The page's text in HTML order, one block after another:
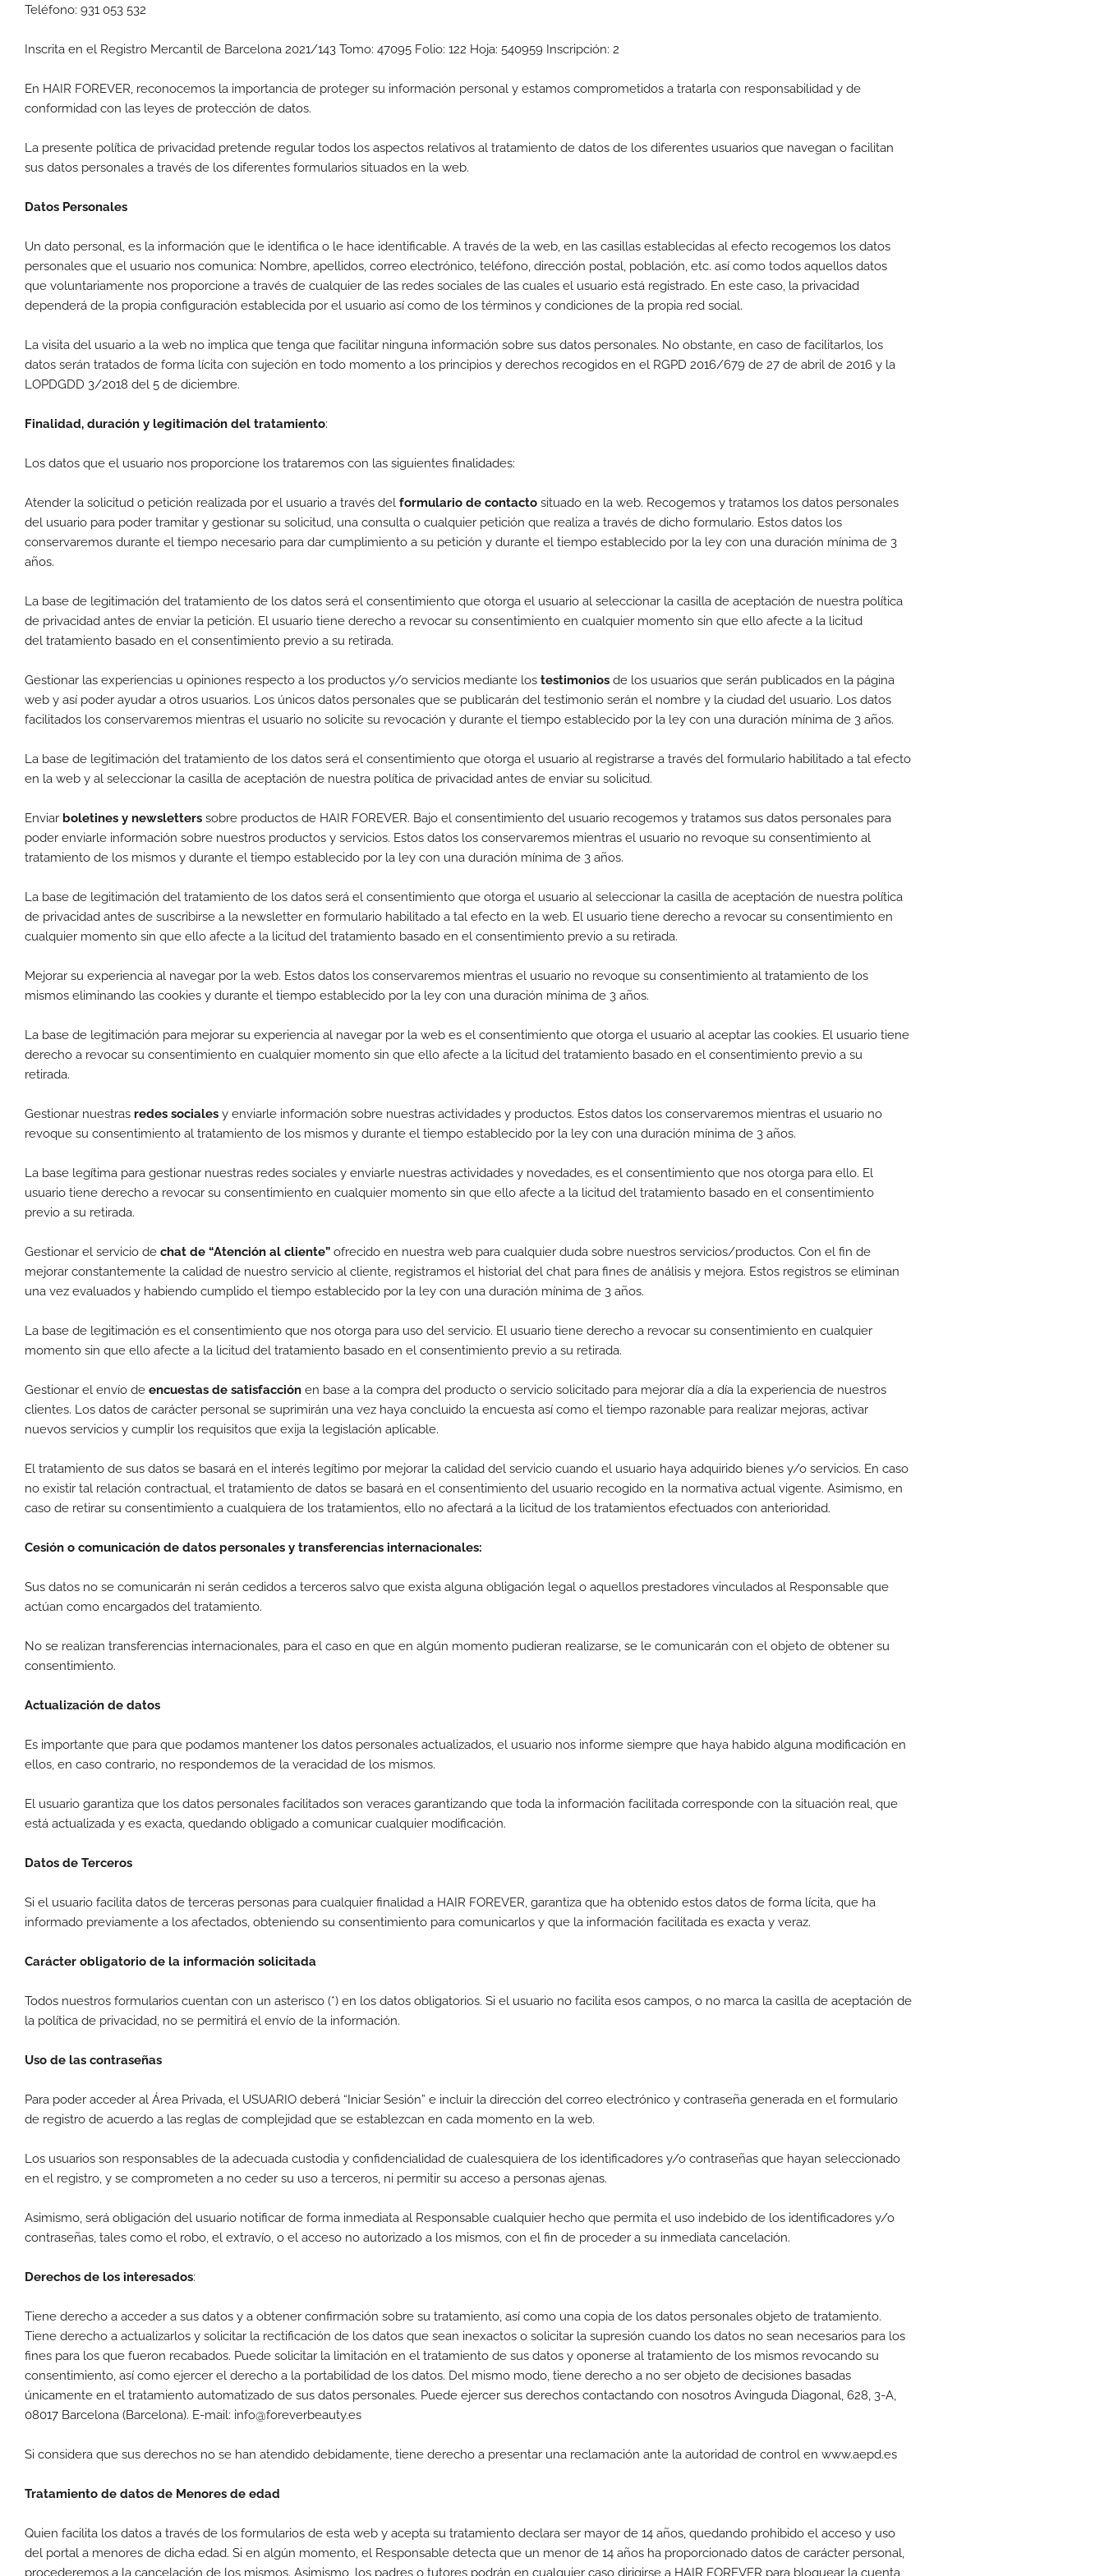
Teléfono: 931 053 532
Inscrita en el Registro Mercantil de Barcelona 2021/143 Tomo: 47095 Folio: 122 Hoja: 540959 Inscripción: 2
En HAIR FOREVER, reconocemos la importancia de proteger su información personal y estamos comprometidos a tratarla con responsabilidad y de
conformidad con las leyes de protección de datos.
La presente política de privacidad pretende regular todos los aspectos relativos al tratamiento de datos de los diferentes usuarios que navegan o facilitan
sus datos personales a través de los diferentes formularios situados en la web.
Datos Personales
Un dato personal, es la información que le identifica o le hace identificable. A través de la web, en las casillas establecidas al efecto recogemos los datos
personales que el usuario nos comunica: Nombre, apellidos, correo electrónico, teléfono, dirección postal, población, etc. así como todos aquellos datos
que voluntariamente nos proporcione a través de cualquier de las redes sociales de las cuales el usuario está registrado. En este caso, la privacidad
dependerá de la propia configuración establecida por el usuario así como de los términos y condiciones de la propia red social.
La visita del usuario a la web no implica que tenga que facilitar ninguna información sobre sus datos personales. No obstante, en caso de facilitarlos, los
datos serán tratados de forma lícita con sujeción en todo momento a los principios y derechos recogidos en el RGPD 2016/679 de 27 de abril de 2016 y la
LOPDGDD 3/2018 del 5 de diciembre.
Finalidad, duración y legitimación del tratamiento:
Los datos que el usuario nos proporcione los trataremos con las siguientes finalidades:
Atender la solicitud o petición realizada por el usuario a través del formulario de contacto situado en la web. Recogemos y tratamos los datos personales
del usuario para poder tramitar y gestionar su solicitud, una consulta o cualquier petición que realiza a través de dicho formulario. Estos datos los
conservaremos durante el tiempo necesario para dar cumplimiento a su petición y durante el tiempo establecido por la ley con una duración mínima de 3
años.
La base de legitimación del tratamiento de los datos será el consentimiento que otorga el usuario al seleccionar la casilla de aceptación de nuestra política
de privacidad antes de enviar la petición. El usuario tiene derecho a revocar su consentimiento en cualquier momento sin que ello afecte a la licitud
del tratamiento basado en el consentimiento previo a su retirada.
Gestionar las experiencias u opiniones respecto a los productos y/o servicios mediante los testimonios de los usuarios que serán publicados en la página
web y así poder ayudar a otros usuarios. Los únicos datos personales que se publicarán del testimonio serán el nombre y la ciudad del usuario. Los datos
facilitados los conservaremos mientras el usuario no solicite su revocación y durante el tiempo establecido por la ley con una duración mínima de 3 años.
La base de legitimación del tratamiento de los datos será el consentimiento que otorga el usuario al registrarse a través del formulario habilitado a tal efecto
en la web y al seleccionar la casilla de aceptación de nuestra política de privacidad antes de enviar su solicitud.
Enviar boletines y newsletters sobre productos de HAIR FOREVER. Bajo el consentimiento del usuario recogemos y tratamos sus datos personales para
poder enviarle información sobre nuestros productos y servicios. Estos datos los conservaremos mientras el usuario no revoque su consentimiento al
tratamiento de los mismos y durante el tiempo establecido por la ley con una duración mínima de 3 años.
La base de legitimación del tratamiento de los datos será el consentimiento que otorga el usuario al seleccionar la casilla de aceptación de nuestra política
de privacidad antes de suscribirse a la newsletter en formulario habilitado a tal efecto en la web. El usuario tiene derecho a revocar su consentimiento en
cualquier momento sin que ello afecte a la licitud del tratamiento basado en el consentimiento previo a su retirada.
Mejorar su experiencia al navegar por la web. Estos datos los conservaremos mientras el usuario no revoque su consentimiento al tratamiento de los
mismos eliminando las cookies y durante el tiempo establecido por la ley con una duración mínima de 3 años.
La base de legitimación para mejorar su experiencia al navegar por la web es el consentimiento que otorga el usuario al aceptar las cookies. El usuario tiene
derecho a revocar su consentimiento en cualquier momento sin que ello afecte a la licitud del tratamiento basado en el consentimiento previo a su
retirada.
Gestionar nuestras redes sociales y enviarle información sobre nuestras actividades y productos. Estos datos los conservaremos mientras el usuario no
revoque su consentimiento al tratamiento de los mismos y durante el tiempo establecido por la ley con una duración mínima de 3 años.
La base legítima para gestionar nuestras redes sociales y enviarle nuestras actividades y novedades, es el consentimiento que nos otorga para ello. El
usuario tiene derecho a revocar su consentimiento en cualquier momento sin que ello afecte a la licitud del tratamiento basado en el consentimiento
previo a su retirada.
Gestionar el servicio de chat de “Atención al cliente” ofrecido en nuestra web para cualquier duda sobre nuestros servicios/productos. Con el fin de
mejorar constantemente la calidad de nuestro servicio al cliente, registramos el historial del chat para fines de análisis y mejora. Estos registros se eliminan
una vez evaluados y habiendo cumplido el tiempo establecido por la ley con una duración mínima de 3 años.
La base de legitimación es el consentimiento que nos otorga para uso del servicio. El usuario tiene derecho a revocar su consentimiento en cualquier
momento sin que ello afecte a la licitud del tratamiento basado en el consentimiento previo a su retirada.
Gestionar el envío de encuestas de satisfacción en base a la compra del producto o servicio solicitado para mejorar día a día la experiencia de nuestros
clientes. Los datos de carácter personal se suprimirán una vez haya concluido la encuesta así como el tiempo razonable para realizar mejoras, activar
nuevos servicios y cumplir los requisitos que exija la legislación aplicable.
El tratamiento de sus datos se basará en el interés legítimo por mejorar la calidad del servicio cuando el usuario haya adquirido bienes y/o servicios. En caso
no existir tal relación contractual, el tratamiento de datos se basará en el consentimiento del usuario recogido en la normativa actual vigente. Asimismo, en
caso de retirar su consentimiento a cualquiera de los tratamientos, ello no afectará a la licitud de los tratamientos efectuados con anterioridad.
Cesión o comunicación de datos personales y transferencias internacionales:
Sus datos no se comunicarán ni serán cedidos a terceros salvo que exista alguna obligación legal o aquellos prestadores vinculados al Responsable que
actúan como encargados del tratamiento.
No se realizan transferencias internacionales, para el caso en que en algún momento pudieran realizarse, se le comunicarán con el objeto de obtener su
consentimiento.
Actualización de datos
Es importante que para que podamos mantener los datos personales actualizados, el usuario nos informe siempre que haya habido alguna modificación en
ellos, en caso contrario, no respondemos de la veracidad de los mismos.
El usuario garantiza que los datos personales facilitados son veraces garantizando que toda la información facilitada corresponde con la situación real, que
está actualizada y es exacta, quedando obligado a comunicar cualquier modificación.
Datos de Terceros
Si el usuario facilita datos de terceras personas para cualquier finalidad a HAIR FOREVER, garantiza que ha obtenido estos datos de forma lícita, que ha
informado previamente a los afectados, obteniendo su consentimiento para comunicarlos y que la información facilitada es exacta y veraz.
Carácter obligatorio de la información solicitada
Todos nuestros formularios cuentan con un asterisco (*) en los datos obligatorios. Si el usuario no facilita esos campos, o no marca la casilla de aceptación de
la política de privacidad, no se permitirá el envío de la información.
Uso de las contraseñas
Para poder acceder al Área Privada, el USUARIO deberá “Iniciar Sesión” e incluir la dirección del correo electrónico y contraseña generada en el formulario
de registro de acuerdo a las reglas de complejidad que se establezcan en cada momento en la web.
Los usuarios son responsables de la adecuada custodia y confidencialidad de cualesquiera de los identificadores y/o contraseñas que hayan seleccionado
en el registro, y se comprometen a no ceder su uso a terceros, ni permitir su acceso a personas ajenas.
Asimismo, será obligación del usuario notificar de forma inmediata al Responsable cualquier hecho que permita el uso indebido de los identificadores y/o
contraseñas, tales como el robo, el extravío, o el acceso no autorizado a los mismos, con el fin de proceder a su inmediata cancelación.
Derechos de los interesados:
Tiene derecho a acceder a sus datos y a obtener confirmación sobre su tratamiento, así como una copia de los datos personales objeto de tratamiento.
Tiene derecho a actualizarlos y solicitar la rectificación de los datos que sean inexactos o solicitar la supresión cuando los datos no sean necesarios para los
fines para los que fueron recabados. Puede solicitar la limitación en el tratamiento de sus datos y oponerse al tratamiento de los mismos revocando su
consentimiento, así como ejercer el derecho a la portabilidad de los datos. Del mismo modo, tiene derecho a no ser objeto de decisiones basadas
únicamente en el tratamiento automatizado de sus datos personales. Puede ejercer sus derechos contactando con nosotros Avinguda Diagonal, 628, 3-A,
08017 Barcelona (Barcelona). E-mail: info@foreverbeauty.es
Si considera que sus derechos no se han atendido debidamente, tiene derecho a presentar una reclamación ante la autoridad de control en www.aepd.es
Tratamiento de datos de Menores de edad
Quien facilita los datos a través de los formularios de esta web y acepta su tratamiento declara ser mayor de 14 años, quedando prohibido el acceso y uso
del portal a menores de dicha edad. Si en algún momento, el Responsable detecta que un menor de 14 años ha proporcionado datos de carácter personal,
procederemos a la cancelación de los mismos. Asimismo, los padres o tutores podrán en cualquier caso dirigirse a HAIR FOREVER para bloquear la cuenta